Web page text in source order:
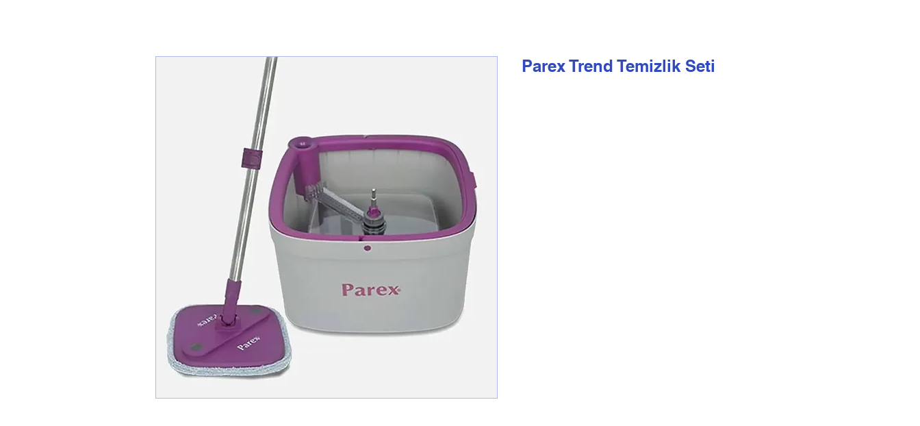
Parex Trend Temizlik Seti